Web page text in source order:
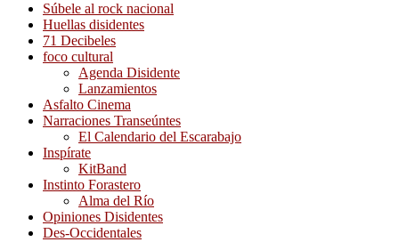
Súbele al rock nacional
Huellas disidentes
71 Decibeles
foco cultural
Agenda Disidente
Lanzamientos
Asfalto Cinema
Narraciones Transeúntes
El Calendario del Escarabajo
Inspírate
KitBand
Instinto Forastero
Alma del Río
Opiniones Disidentes
Des-Occidentales